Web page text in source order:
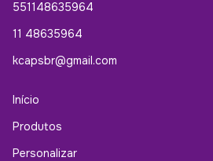
551148635964
11 48635964
kcapsbr@gmail.com
Início
Produtos
Personalizar